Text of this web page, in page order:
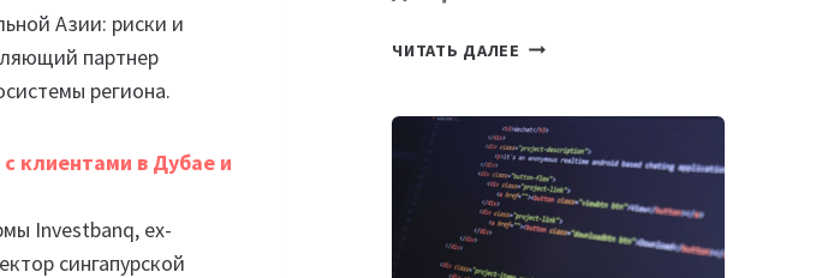
Азии: риски и
партнер
региона.
клиентами в Дубае и
Investbanq, ex-
сингапурской
ЧИТАТЬ ДАЛЕЕ ТАСК-
ПОЛЕЗНЫХ
ИНСТРУМЕНТОВ
ДЛЯ
РАБОТЫ